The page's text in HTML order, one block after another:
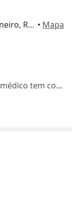
Rua Macedo Coimbra 168 Rio de Janeiro, RJ, Rio de Janeiro • Mapa
Nenhum profissional neste centro médico tem consultas disponíveis